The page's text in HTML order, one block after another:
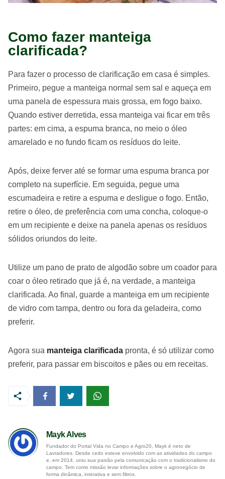
Como fazer manteiga
clarificada?
Para fazer o processo de clarificação em casa é simples.
Primeiro, pegue a manteiga normal sem sal e aqueça em
uma panela de espessura mais grossa, em fogo baixo.
Quando estiver derretida, essa manteiga vai ficar em três
partes: em cima, a espuma branca, no meio o óleo
amarelado e no fundo ficam os resíduos do leite.
Após, deixe ferver até se formar uma espuma branca por
completo na superfície. Em seguida, pegue uma
escumadeira e retire a espuma e desligue o fogo. Então,
retire o óleo, de preferência com uma concha, coloque-o
em um recipiente e deixe na panela apenas os resíduos
sólidos oriundos do leite.
Utilize um pano de prato de algodão sobre um coador para
coar o óleo retirado que já é, na verdade, a manteiga
clarificada. Ao final, guarde a manteiga em um recipiente
de vidro com tampa, dentro ou fora da geladeira, como
preferir.
Agora sua manteiga clarificada pronta, é só utilizar como
preferir, para passar em biscoitos e pães ou em receitas.
Mayk Alves
Fundador do Portal Vida no Campo e Agro20, Mayk é neto de
Lavradores. Desde cedo esteve envolvido com as atividades do campo
e, em 2014, uniu sua paixão pela comunicação com o tradicionalismo do
campo. Tem como missão levar informações sobre o agronegócio de
forma dinâmica, interativa e sem filtros.